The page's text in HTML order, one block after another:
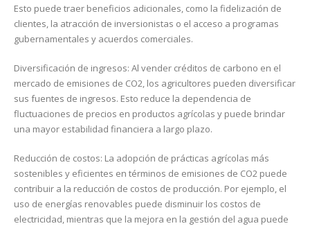
Esto puede traer beneficios adicionales, como la fidelización de
clientes, la atracción de inversionistas o el acceso a programas
gubernamentales y acuerdos comerciales.
Diversificación de ingresos: Al vender créditos de carbono en el
mercado de emisiones de CO2, los agricultores pueden diversificar
sus fuentes de ingresos. Esto reduce la dependencia de
fluctuaciones de precios en productos agrícolas y puede brindar
una mayor estabilidad financiera a largo plazo.
Reducción de costos: La adopción de prácticas agrícolas más
sostenibles y eficientes en términos de emisiones de CO2 puede
contribuir a la reducción de costos de producción. Por ejemplo, el
uso de energías renovables puede disminuir los costos de
electricidad, mientras que la mejora en la gestión del agua puede